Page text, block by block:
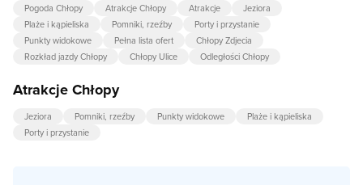
Pogoda Chłopy
Atrakcje Chłopy Atrakcje
Jeziora
Plaże i kąpieliska
Pomniki, rzeźby
Porty i przystanie
Punkty widokowe
Pełna lista ofert
Chłopy Zdjecia
Rozkład jazdy Chłopy
Chłopy Ulice Odległości Chłopy
Atrakcje Chłopy
Jeziora Pomniki, rzeźby Punkty widokowe
Plaże i kąpieliska
Porty i przystanie